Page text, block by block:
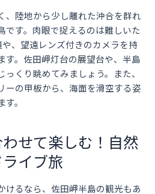
、陸地から少し離れた沖合を群れ
です。肉眼で捉えるのは難しいた
、望遠レンズ付きのカメラを持
す。佐田岬灯台の展望台や、半島
くり眺めてみましょう。また、
ーの甲板から、海面を滑空する姿
。
せて楽しむ！自然
イブ旅
けるなら、佐田岬半島の観光もあ